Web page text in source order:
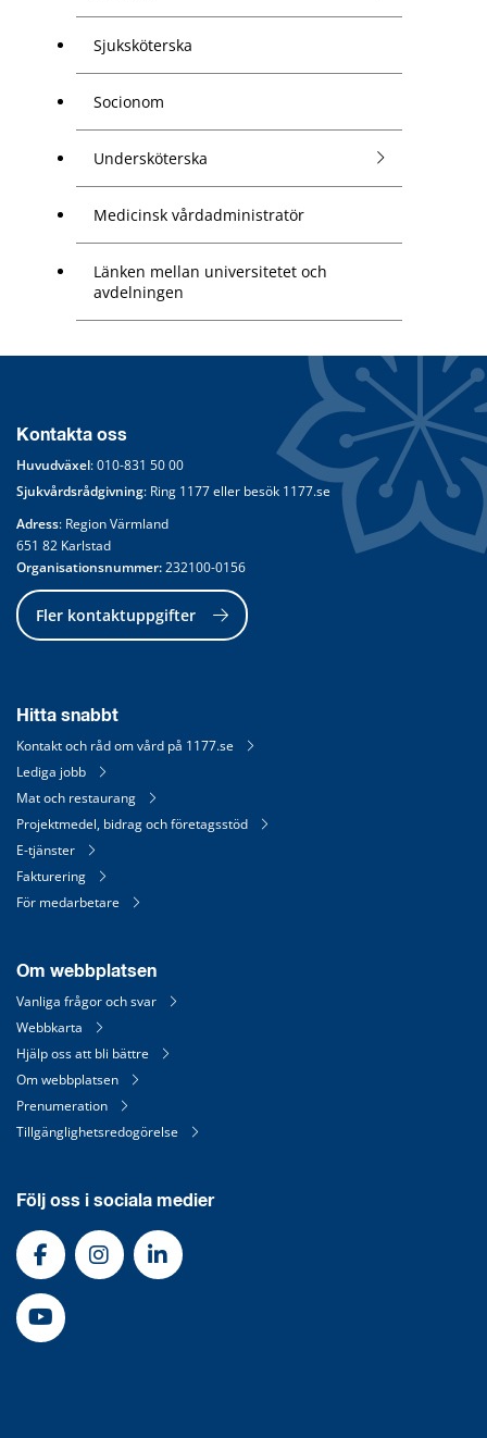
Sjuksköterska
Socionom
Undersköterska
Medicinsk vårdadministratör
Länken mellan universitetet och
avdelningen
Kontakta oss
Huvudväxel: 010-831 50 00
Sjukvårdsrådgivning: Ring 1177 eller besök 1177.se
Adress: Region Värmland
651 82 Karlstad
Organisationsnummer: 232100-0156
Fler kontaktuppgifter
Hitta snabbt
Kontakt och råd om vård på 1177.se
Lediga jobb
Mat och restaurang
Projektmedel, bidrag och företagsstöd
E-tjänster
Fakturering
För medarbetare
Om webbplatsen
Vanliga frågor och svar
Webbkarta
Hjälp oss att bli bättre
Om webbplatsen
Prenumeration
Tillgänglighetsredogörelse
Följ oss i sociala medier